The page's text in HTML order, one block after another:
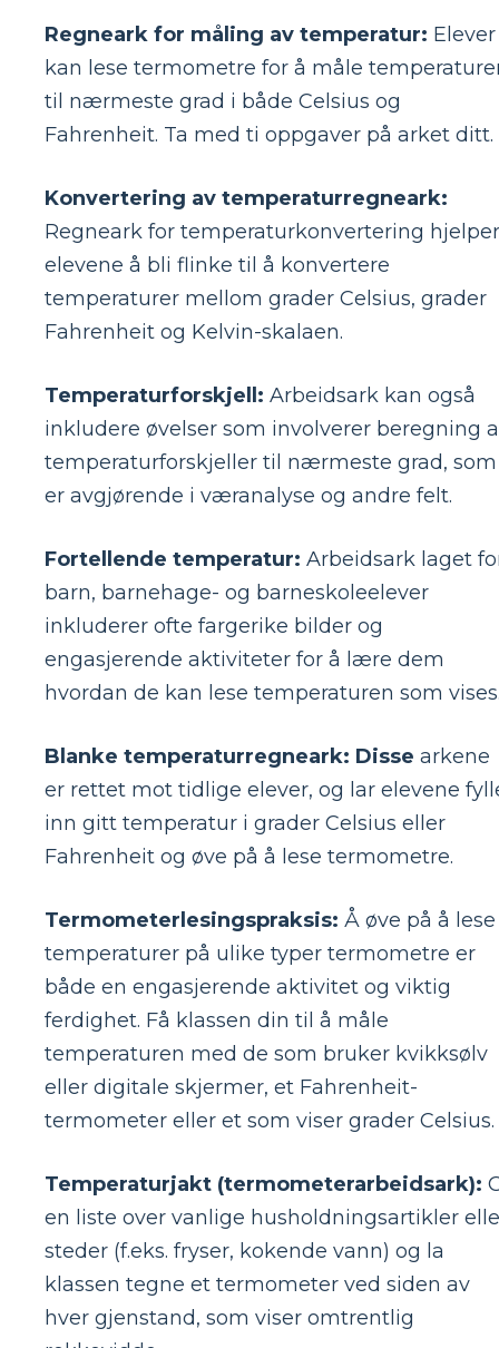
Regneark for måling av temperatur: Elever
kan lese termometre for å måle
til nærmeste grad i både Celsius og
Fahrenheit. Ta med ti oppgaver på arket ditt.
Konvertering av temperaturregneark:
Regneark for temperaturkonvertering hjelper
elevene å bli flinke til å konvertere
temperaturer mellom grader Celsius, grader
Fahrenheit og Kelvin-skalaen.
Temperaturforskjell: Arbeidsark kan også
inkludere øvelser som involverer beregning
temperaturforskjeller til nærmeste grad, som
er avgjørende i væranalyse og andre felt.
Fortellende temperatur: Arbeidsark laget
barn, barnehage- og barneskoleelever
inkluderer ofte fargerike bilder og
engasjerende aktiviteter for å lære dem
hvordan de kan lese temperaturen som
Blanke temperaturregneark: Disse arkene
er rettet mot tidlige elever, og lar elevene
inn gitt temperatur i grader Celsius eller
Fahrenheit og øve på å lese termometre.
Termometerlesingspraksis: Å øve på å lese
temperaturer på ulike typer termometre er
både en engasjerende aktivitet og viktig
ferdighet. Få klassen din til å måle
temperaturen med de som bruker kvikksølv
eller digitale skjermer, et Fahrenheit-
termometer eller et som viser grader Celsius.
Temperaturjakt (termometerarbeidsark):
en liste over vanlige husholdningsartikler
steder (f.eks. fryser, kokende vann) og la
klassen tegne et termometer ved siden av
hver gjenstand, som viser omtrentlig